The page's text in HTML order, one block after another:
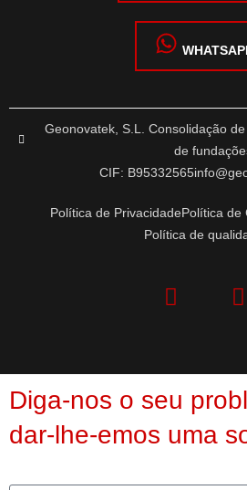
Geonovatek, S.L. Consolidação
de
CIF: B95332565
Política de PrivacidadePolítica de
Política de
Diga-nos o seu
dar-lhe-emos uma